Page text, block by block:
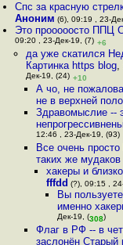
Спс за красную
Аноним (6), 09:19 , 23-
Это прооооосто ППЦ
09:20 , 23-Дек-19, (7) +6
да уже скатился
Картинка https blog,
Дек-19, (24) +10
А чо, не
не в верхней
Здравомыслие --
12:46 , 23-Дек-19, (93)
Все очень
таких же мудаков
хакеры и
fffdd (?), 09:15 ,
Вы
именно
Дек-19, (308)
Флаг в РФ -- в
заслонён Старый